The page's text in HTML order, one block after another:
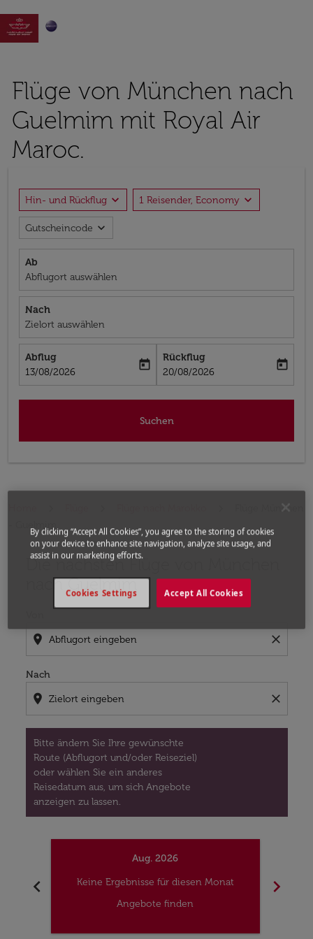

Flüge von München nach
Guelmim mit Royal Air
Maroc.
Hin- und Rückflug expand_more 1 Reisender, Economy expand_more
Gutscheincode expand_more
Ab
Abflugort auswählen
Nach
Zielort auswählen
Abflug
fc-booking-departure-date-aria-label
13/08/2026
today
Rückflug
fc-booking-return-date-aria-label
20/08/2026
today
Suchen
Flüge München
- Guelmim
Die nächsten Flüge von München
nach Guelmim
location_on close
Nach
location_on close
Bitte ändern Sie Ihre gewünschte
Route (Abflugort und/oder Reiseziel)
oder wählen Sie ein anderes
Reisedatum aus, um sich Angebote
anzeigen zu lassen.
Bitte ändern Sie Ihre gewünschte Route (Abflugort
chevron_left
Aug. 2026
Keine Ergebnisse für diesen Monat
Angebote finden
chevron_right
By clicking “Accept All Cookies”, you agree to the storing of cookies
on your device to enhance site navigation, analyze site usage, and
assist in our marketing efforts.
Accept All Cookies
Cookies Settings